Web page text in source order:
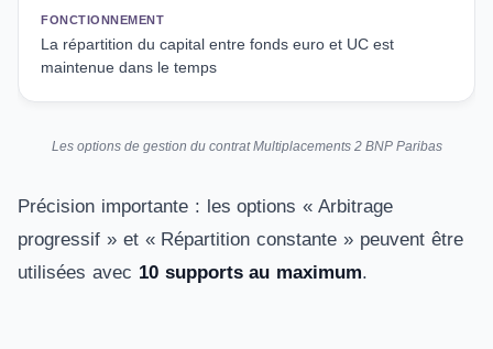
FONCTIONNEMENT
La répartition du capital entre fonds euro et UC est
maintenue dans le temps
Les options de gestion du contrat Multiplacements 2 BNP Paribas
Précision importante : les options « Arbitrage
progressif » et « Répartition constante » peuvent être
utilisées avec 10 supports au maximum.